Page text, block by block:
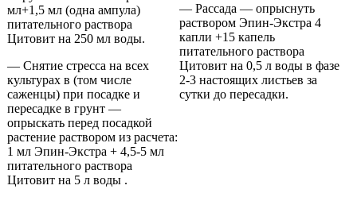
мл+1,5 мл (одна ампула)
питательного раствора
Цитовит на 250 мл воды.
— Снятие стресса на всех
культурах в (том числе
саженцы) при посадке и
пересадке в грунт —
опрыскать перед посадкой
растение раствором из расчета:
1 мл Эпин-Экстра + 4,5-5 мл
питательного раствора
Цитовит на 5 л воды .
— Рассада — опрыснуть
раствором Эпин-Экстра 4
капли +15 капель
питательного раствора
Цитовит на 0,5 л воды в фазе
2-3 настоящих листьев за
сутки до пересадки.